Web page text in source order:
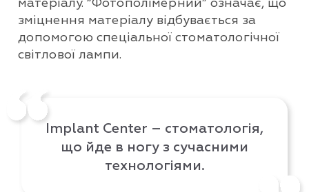
зміцнення матеріалу відбувається за
допомогою спеціальної стоматологічної
світлової лампи.
Implant Center – стоматологія,
що йде в ногу з сучасними
технологіями.